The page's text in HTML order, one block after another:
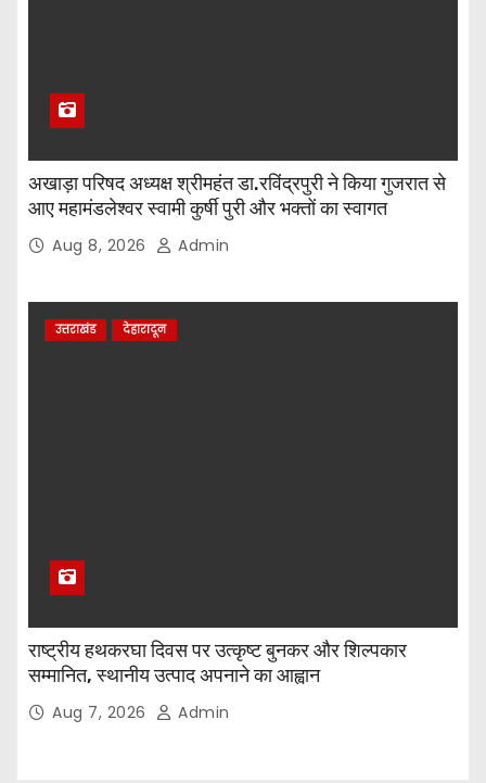
अखाड़ा परिषद अध्यक्ष श्रीमहंत डा.रविंद्रपुरी ने किया गुजरात से
आए महामंडलेश्वर स्वामी कुर्षी पुरी और भक्तों का स्वागत
Aug 8, 2026 Admin
उत्तराखंड देहारादून
राष्ट्रीय हथकरघा दिवस पर उत्कृष्ट बुनकर और शिल्पकार
सम्मानित, स्थानीय उत्पाद अपनाने का आह्वान
Aug 7, 2026 Admin